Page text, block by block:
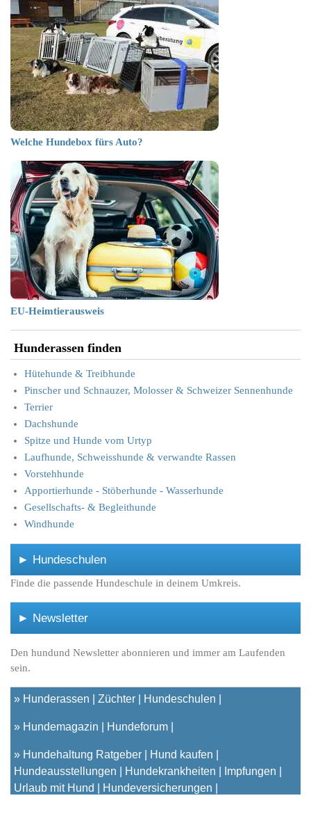
Welche Hundebox fürs Auto?
EU-Heimtierausweis
Hunderassen finden
Hütehunde & Treibhunde
Pinscher und Schnauzer, Molosser & Schweizer Sennenhunde
Terrier
Dachshunde
Spitze und Hunde vom Urtyp
Laufhunde, Schweisshunde & verwandte Rassen
Vorstehhunde
Apportierhunde - Stöberhunde - Wasserhunde
Gesellschafts- & Begleithunde
Windhunde
► Hundeschulen
Finde die passende Hundeschule in deinem Umkreis.
► Newsletter
Den hundund Newsletter abonnieren und immer am Laufenden
sein.
» Hunderassen Züchter Hundeschulen
» Hundemagazin Hundeforum
» Hundehaltung Ratgeber
Hund kaufen
Hundeausstellungen
Hundekrankheiten
Impfungen
Urlaub mit Hund
Hundeversicherungen